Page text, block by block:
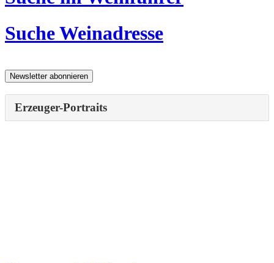
Suche Weinadresse
Erzeuger-Portraits